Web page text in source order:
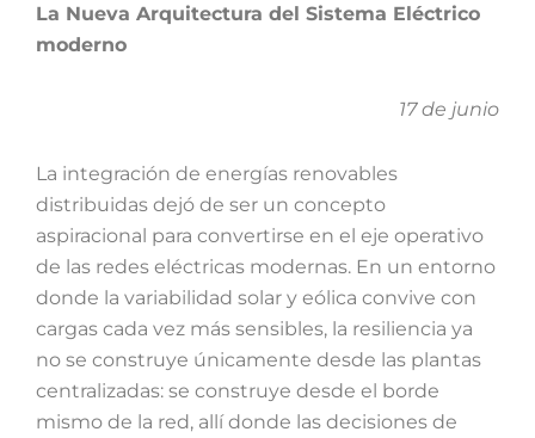
La Nueva Arquitectura del Sistema Eléctrico
moderno
17 de junio
La integración de energías renovables
distribuidas dejó de ser un concepto
aspiracional para convertirse en el eje operativo
de las redes eléctricas modernas. En un entorno
donde la variabilidad solar y eólica convive con
cargas cada vez más sensibles, la resiliencia ya
no se construye únicamente desde las plantas
centralizadas: se construye desde el borde
mismo de la red, allí donde las decisiones de